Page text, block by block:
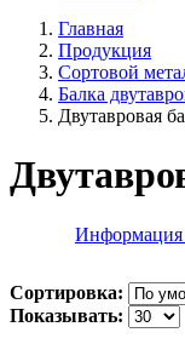
Главная
Продукция
Сортовой
Балка
Двутавровая
Информация
Сортировка:
Показывать: